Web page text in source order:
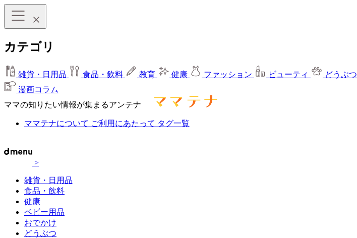
カテゴリ
雑貨・日用品 食品・飲料 教育 健康 ファッション ビューティ どうぶつ
漫画コラム
ママの知りたい情報が集まるアンテナ
ママテナについて ご利用にあたって タグ一覧
>
雑貨・日用品
食品・飲料
健康
ベビー用品
おでかけ
どうぶつ